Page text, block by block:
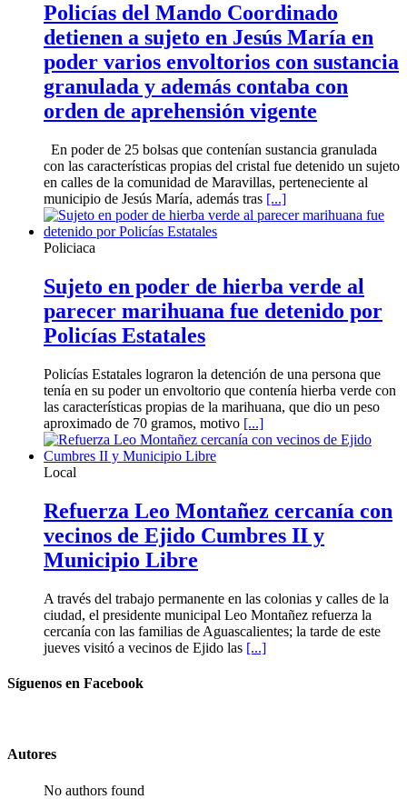
Policías del Mando Coordinado
detienen a sujeto en Jesús María en
poder varios envoltorios con sustancia
granulada y además contaba con
orden de aprehensión vigente
En poder de 25 bolsas que contenían sustancia granulada
con las características propias del cristal fue detenido un sujeto
en calles de la comunidad de Maravillas, perteneciente al
municipio de Jesús María, además tras [...]
Policiaca
Sujeto en poder de hierba verde al
parecer marihuana fue detenido por
Policías Estatales
Policías Estatales lograron la detención de una persona que
tenía en su poder un envoltorio que contenía hierba verde con
las características propias de la marihuana, que dio un peso
aproximado de 70 gramos, motivo [...]
Local
Refuerza Leo Montañez cercanía con
vecinos de Ejido Cumbres II y
Municipio Libre
A través del trabajo permanente en las colonias y calles de la
ciudad, el presidente municipal Leo Montañez refuerza la
cercanía con las familias de Aguascalientes; la tarde de este
jueves visitó a vecinos de Ejido las [...]
Síguenos en Facebook
Autores
No authors found